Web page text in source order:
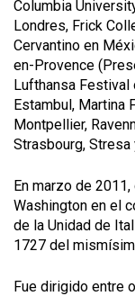
Columbia
Londres, Frick
Cervantino en
en-Provence
Lufthansa Festival
Estambul, Martina
Montpellier,
Strasbourg, Stresa
En marzo de
Washington en el
de la Unidad de
1727 del
Fue dirigido entre